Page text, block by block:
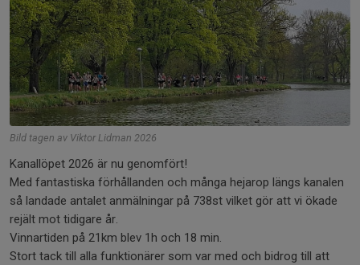
Bild tagen av Viktor Lidman 2026
Kanallöpet 2026 är nu genomfört!
Med fantastiska förhållanden och många hejarop längs kanalen
så landade antalet anmälningar på 738st vilket gör att vi ökade
rejält mot tidigare år.
Vinnartiden på 21km blev 1h och 18 min.
Stort tack till alla funktionärer som var med och bidrog till att